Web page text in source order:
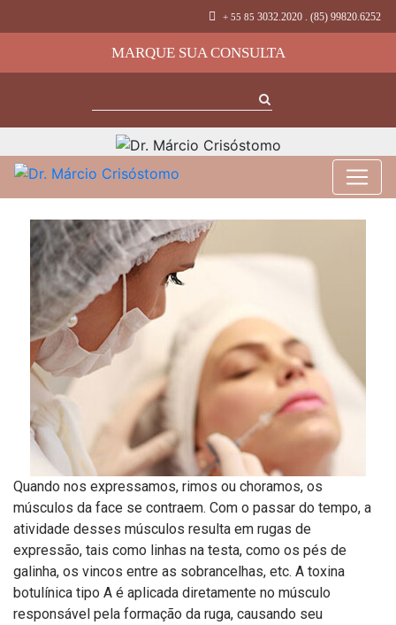
+ 55 85 3032.2020 . (85) 99820.6252
MARQUE SUA CONSULTA
Toxina Botulínica
Quando nos expressamos, rimos ou choramos, os
músculos da face se contraem. Com o passar do tempo, a
atividade desses músculos resulta em rugas de
expressão, tais como linhas na testa, como os pés de
galinha, os vincos entre as sobrancelhas, etc. A toxina
botulínica tipo A é aplicada diretamente no músculo
responsável pela formação da ruga, causando seu